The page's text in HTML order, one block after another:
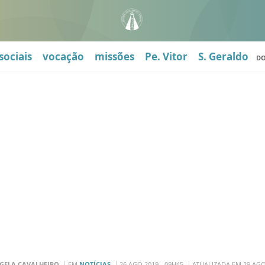
vocação missões Pe. Vitor S. Geraldo